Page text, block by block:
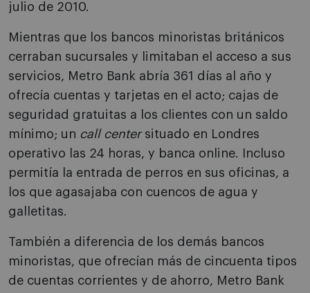
julio de 2010.
Mientras que los bancos minoristas británicos
cerraban sucursales y limitaban el acceso a sus
servicios, Metro Bank abría 361 días al año y
ofrecía cuentas y tarjetas en el acto; cajas de
seguridad gratuitas a los clientes con un saldo
mínimo; un call center situado en Londres
operativo las 24 horas, y banca online. Incluso
permitía la entrada de perros en sus oficinas, a
los que agasajaba con cuencos de agua y
galletitas.
También a diferencia de los demás bancos
minoristas, que ofrecían más de cincuenta tipos
de cuentas corrientes y de ahorro, Metro Bank